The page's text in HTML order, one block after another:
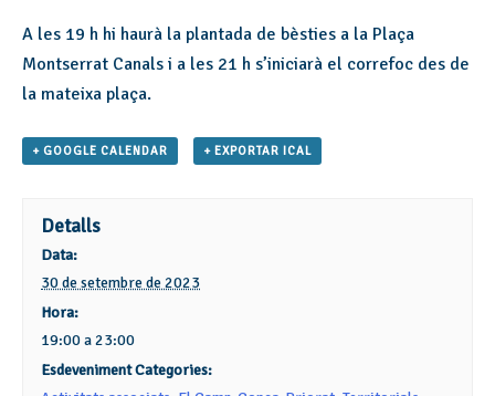
A les 19 h hi haurà la plantada de bèsties a la Plaça
Montserrat Canals i a les 21 h s’iniciarà el correfoc des de
la mateixa plaça.
+ GOOGLE CALENDAR + EXPORTAR ICAL
Detalls
Data:
30 de setembre de 2023
Hora:
19:00 a 23:00
Esdeveniment Categories: